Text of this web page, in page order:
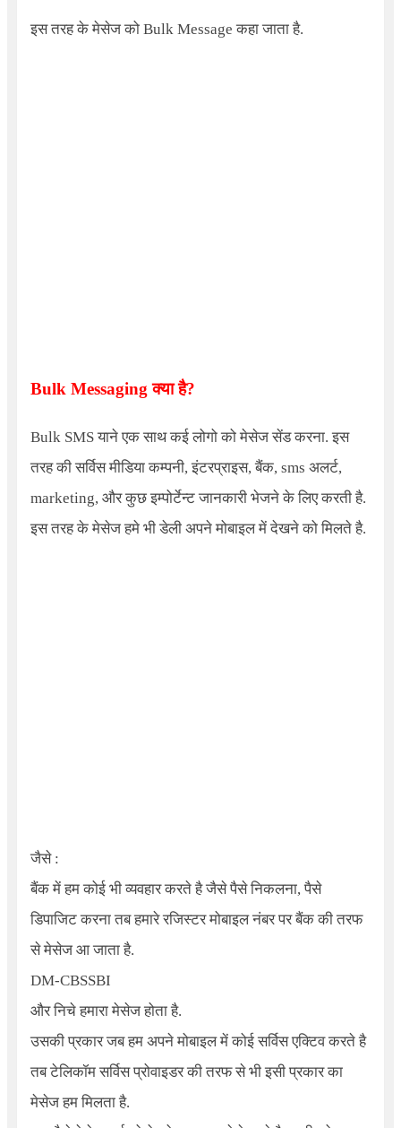
इस तरह के मेसेज को Bulk Message कहा जाता है.
Bulk Messagingक्या है?
Bulk SMSयाने एक साथ कई लोगो को मेसेज सेंड करना. इस
तरह की सर्विस मीडिया कम्पनी, इंटरप्राइस, बैंक, sms अलर्ट,
marketing, और कुछ इम्पोर्टेन्ट जानकारी भेजने के लिए करती है.
इस तरह के मेसेज हमे भी डेली अपने मोबाइल में देखने को मिलते है.
जैसे :
बैंक में हम कोई भी व्यवहार करते है जैसे पैसे निकलना, पैसे
डिपाजिट करना तब हमारे रजिस्टर मोबाइल नंबर पर बैंक की तरफ
से मेसेज आ जाता है.
DM-CBSSBI
और निचे हमारा मेसेज होता है.
उसकी प्रकार जब हम अपने मोबाइल में कोई सर्विस एक्टिव करते है
तब टेलिकॉम सर्विस प्रोवाइडर की तरफ से भी इसी प्रकार का
मेसेज हम मिलता है.